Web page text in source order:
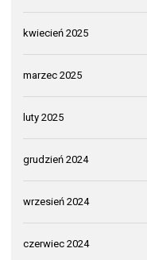
kwiecień 2025
marzec 2025
luty 2025
grudzień 2024
wrzesień 2024
czerwiec 2024